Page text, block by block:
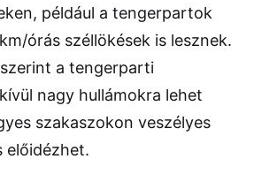
például a tengerpartok
órás széllökések is lesznek.
a tengerparti
nagy hullámokra lehet
szakaszokon veszélyes
előidézhet.